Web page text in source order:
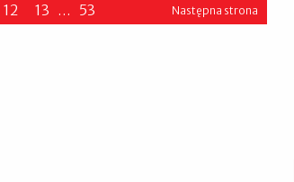
12 13 … 53 Następna strona